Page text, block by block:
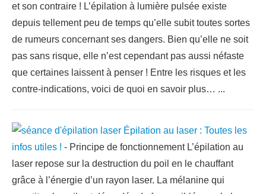
et son contraire ! L’épilation à lumière pulsée existe
depuis tellement peu de temps qu’elle subit toutes sortes
de rumeurs concernant ses dangers. Bien qu’elle ne soit
pas sans risque, elle n’est cependant pas aussi néfaste
que certaines laissent à penser ! Entre les risques et les
contre-indications, voici de quoi en savoir plus… ...
Épilation au laser : Toutes les
infos utiles ! - Principe de fonctionnement L’épilation au
laser repose sur la destruction du poil en le chauffant
grâce à l’énergie d’un rayon laser. La mélanine qui